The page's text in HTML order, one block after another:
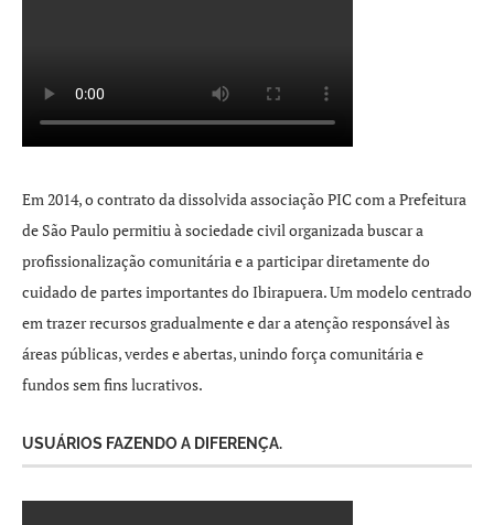
Em 2014, o contrato da dissolvida associação PIC com a Prefeitura
de São Paulo permitiu à sociedade civil organizada buscar a
profissionalização comunitária e a participar diretamente do
cuidado de partes importantes do Ibirapuera. Um modelo centrado
em trazer recursos gradualmente e dar a atenção responsável às
áreas públicas, verdes e abertas, unindo força comunitária e
fundos sem fins lucrativos.
USUÁRIOS FAZENDO A DIFERENÇA.